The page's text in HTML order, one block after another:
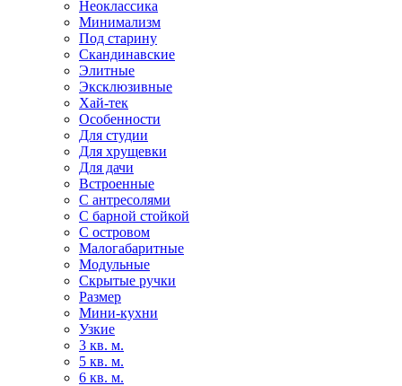
Неоклассика
Минимализм
Под старину
Скандинавские
Элитные
Эксклюзивные
Хай-тек
Особенности
Для студии
Для хрущевки
Для дачи
Встроенные
С антресолями
С барной стойкой
С островом
Малогабаритные
Модульные
Скрытые ручки
Размер
Мини-кухни
Узкие
3 кв. м.
5 кв. м.
6 кв. м.